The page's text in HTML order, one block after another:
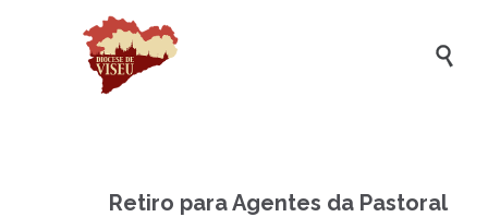

Retiro para Agentes da Pastoral